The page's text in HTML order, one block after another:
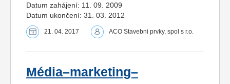
Datum zahájení: 11. 09. 2009
Datum ukončení: 31. 03. 2012
21. 04. 2017 ACO Stavebni prvky, spol s r.o.
Média–marketing–